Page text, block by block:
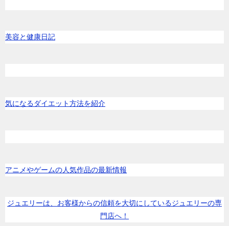
美容と健康日記
気になるダイエット方法を紹介
アニメやゲームの人気作品の最新情報
ジュエリーは、お客様からの信頼を大切にしているジュエリーの専
門店へ！